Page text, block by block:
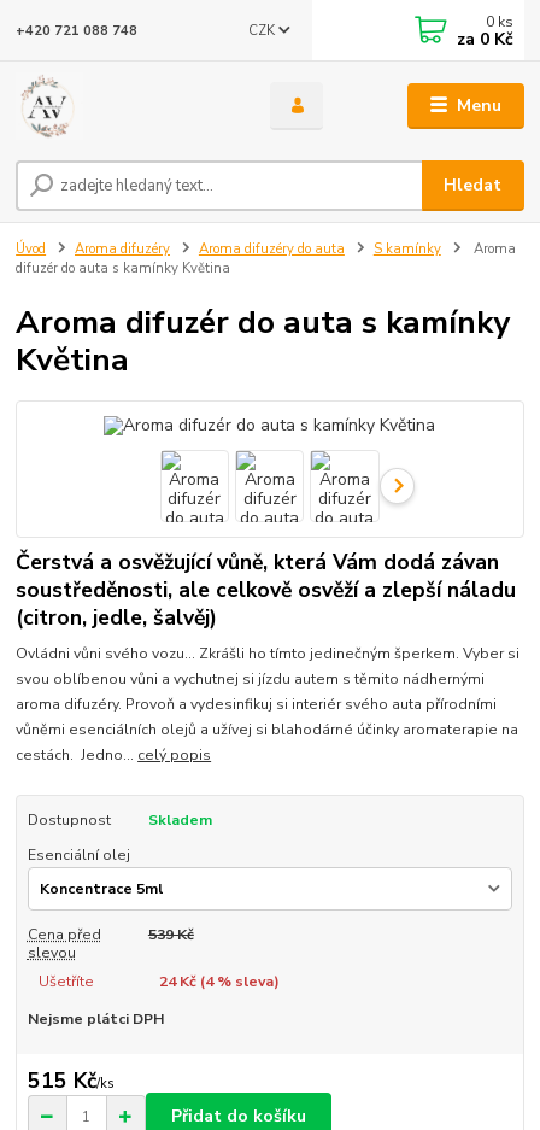
Menu
CZK
Hledat
+420 721 088 748 0 ks
za 0 Kč
Úvod Aroma difuzéry Aroma difuzéry do auta S kamínky
Aroma
difuzér do auta s kamínky Květina
Aroma difuzér do auta s kamínky
Květina
Čerstvá a osvěžující vůně, která Vám dodá závan
soustředěnosti, ale celkově osvěží a zlepší náladu
(citron, jedle, šalvěj)
Ovládni vůni svého vozu... Zkrášli ho tímto jedinečným šperkem. Vyber si
svou oblíbenou vůni a vychutnej si jízdu autem s těmito nádhernými
aroma difuzéry. Provoň a vydesinfikuj si interiér svého auta přírodními
vůněmi esenciálních olejů a užívej si blahodárné účinky aromaterapie na
cestách. Jedno... celý popis
Dostupnost
Skladem
Esenciální olej
Cena před
slevou
539 Kč
Ušetříte 24 Kč (4% sleva)
Nejsme plátci DPH
515 Kč/ks
Přidat do košíku